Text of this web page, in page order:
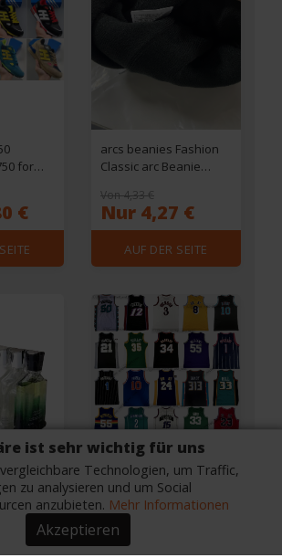
ist sehr wichtig für uns
Technologien, um Traffic,
zu analysieren und um Social
anzubieten. Mehr Informationen
Akzeptieren
for
Mens
45
€
arcs beanies Fashion
Classic arc Beanie
Beanies Bonnet Cap
Casquette Knitted
Fitted Hats for Men
Mens Luxury Muts
arcteryxlys Beenie123
Von 4,33 €
Nur 4,27 €
AUF DER SEITE
Eau
Durant Classic Retro
Basketball Carter
Jersey Vintage Iverson